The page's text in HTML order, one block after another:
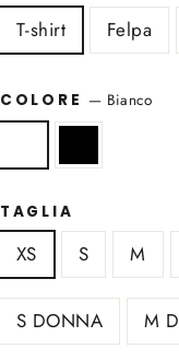
T-shirt Felpa
COLORE — Bianco
TAGLIA
XS S M
S DONNA M